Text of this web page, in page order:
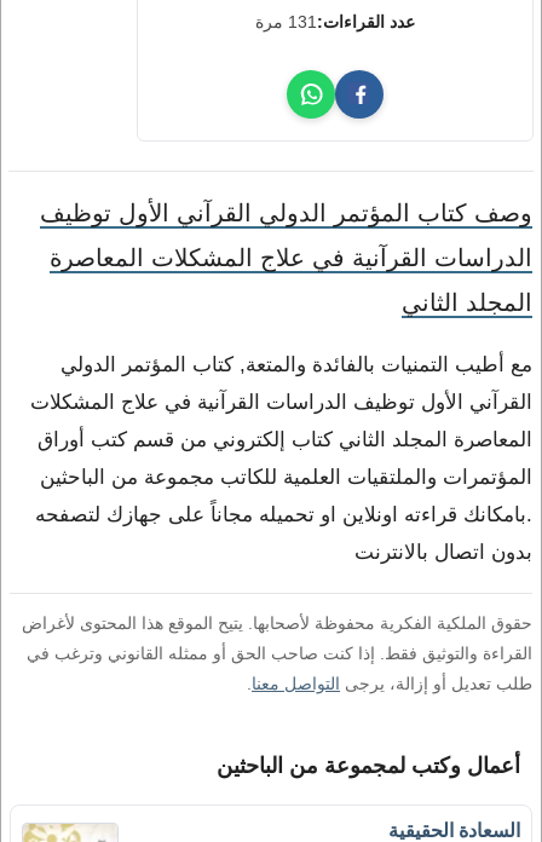
عدد القراءات: 131 مرة
وصف كتاب المؤتمر الدولي القرآني الأول توظيف
الدراسات القرآنية في علاج المشكلات المعاصرة
المجلد الثاني
مع أطيب التمنيات بالفائدة والمتعة, كتاب المؤتمر الدولي
القرآني الأول توظيف الدراسات القرآنية في علاج المشكلات
المعاصرة المجلد الثاني كتاب إلكتروني من قسم كتب أوراق
المؤتمرات والملتقيات العلمية للكاتب مجموعة من الباحثين
.بامكانك قراءته اونلاين او تحميله مجاناً على جهازك لتصفحه
بدون اتصال بالانترنت
حقوق الملكية الفكرية محفوظة لأصحابها. يتيح الموقع هذا المحتوى لأغراض
القراءة والتوثيق فقط. إذا كنت صاحب الحق أو ممثله القانوني وترغب في
طلب تعديل أو إزالة، يرجى التواصل معنا
أعمال وكتب لمجموعة من الباحثين
السعادة الحقيقية